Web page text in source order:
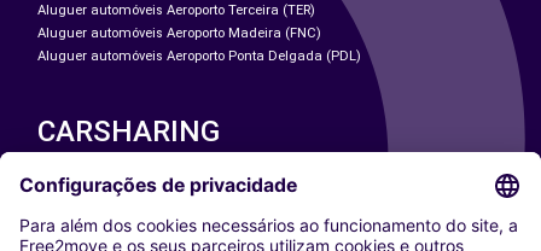
Aluguer automóveis Aeroporto Terceira (TER)
Aluguer automóveis Aeroporto Madeira (FNC)
Aluguer automóveis Aeroporto Ponta Delgada (PDL)
CARSHARING
NOSSAS CIDADES
Washington DC